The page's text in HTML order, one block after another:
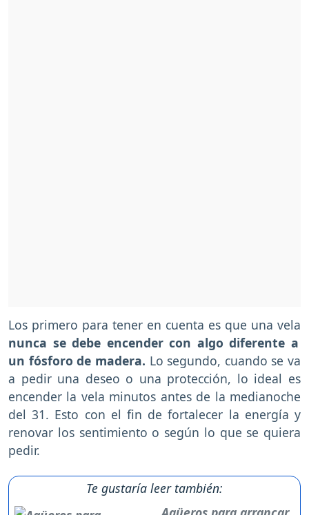
Los primero para tener en cuenta es que una vela
nunca se debe encender con algo diferente a
un fósforo de madera. Lo segundo, cuando se va
a pedir una deseo o una protección, lo ideal es
encender la vela minutos antes de la medianoche
del 31. Esto con el fin de fortalecer la energía y
renovar los sentimiento o según lo que se quiera
pedir.
Te gustaría leer también: